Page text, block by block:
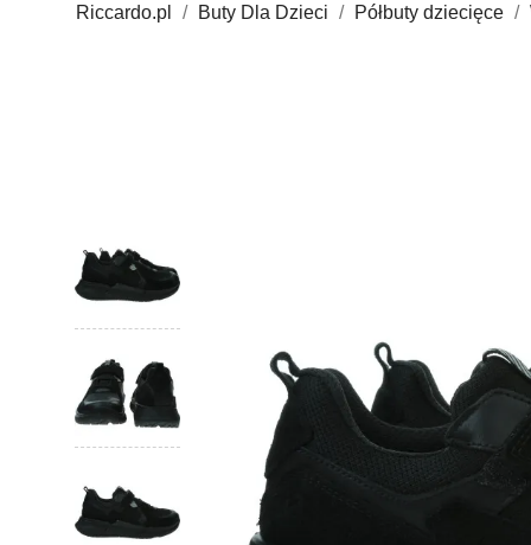
Riccardo.pl Buty Dla Dzieci Półbuty dziecięce